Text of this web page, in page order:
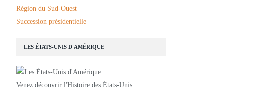
LES ÉTATS-UNIS D'AMÉRIQUE
Venez découvrir l'Histoire des États-Unis
Région du Sud-Ouest
Succession présidentielle